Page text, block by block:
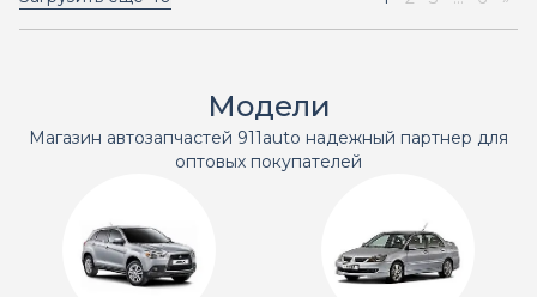
Модели
Магазин автозапчастей 911auto надежный партнер для
оптовых покупателей